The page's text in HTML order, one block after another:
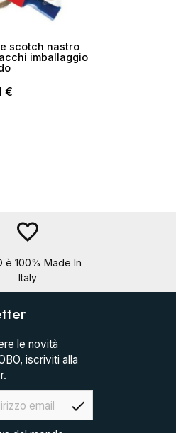
scotch nastro
imballaggio
€
favorite_border
è 100% Made In
Italy
le novità
iscriviti alla
check